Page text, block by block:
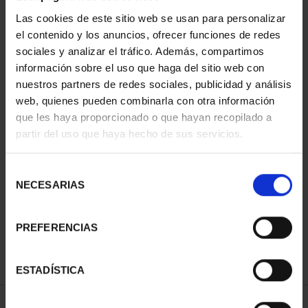
Las cookies de este sitio web se usan para personalizar
el contenido y los anuncios, ofrecer funciones de redes
sociales y analizar el tráfico. Además, compartimos
información sobre el uso que haga del sitio web con
nuestros partners de redes sociales, publicidad y análisis
web, quienes pueden combinarla con otra información
que les haya proporcionado o que hayan recopilado a
partir del uso que haya hecho de sus servicios.
NECESARIAS
PREFERENCIAS
ESTADÍSTICA
CAPITALES DE
COMPLET...